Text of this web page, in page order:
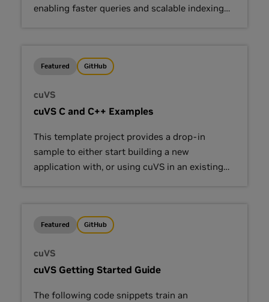
enabling faster queries and scalable indexing
Featured GitHub
cuVS
cuVS C and C++ Examples
This template project provides a drop-in
sample to either start building a new
application with, or using cuVS in an existing
Featured GitHub
cuVS
cuVS Getting Started Guide
The following code snippets train an